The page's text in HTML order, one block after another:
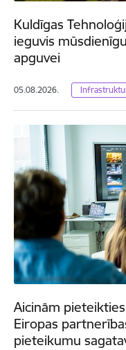
Kuldīgas
ieguvis
apguvei
05.08.2026.
Aicinām
Eiropas
pieteikumu